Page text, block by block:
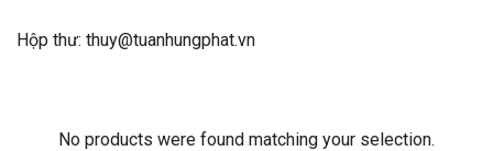
Hộp thư: thuy@tuanhungphat.vn
No products were found matching your selection.